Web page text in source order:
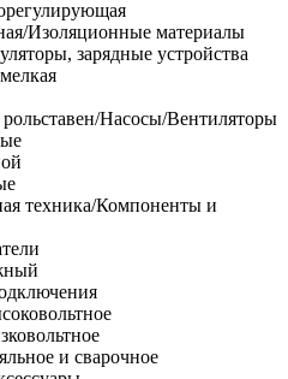
Изоляционные материалы
зарядные устройства
рольставен/Насосы/Вентиляторы
техника/Компоненты и
и сварочное